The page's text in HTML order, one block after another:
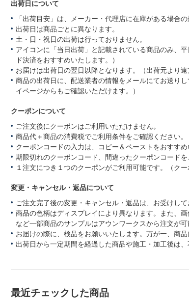
出荷日について
「出荷目安」は、メーカー・代理店に在庫がある場合
出荷日は商品ごとに異なります。
土・日・祝日の出荷は行っておりません。
アイコンに「当日出荷」と記載されている商品のみ、
ド決済をおすすめいたします。）
お届けは出荷日の翌日以降となります。（出荷元より
商品の出荷日に、配送業者の情報をメールにてお送り
イページからもご確認いただけます。）
クーポンについて
ご注文後にクーポンはご利用いただけません。
商品代＋商品の消費税でご利用条件をご確認ください
クーポンコードの入力は、コピー＆ペーストをおすすめ
期限切れのクーポンコード、間違ったクーポンコード
１注文につき１つのクーポンがご利用可能です。（クー
変更・キャンセル・返品について
ご注文完了後の変更・キャンセル・返品は、お受けし
商品の色柄はディスプレイにより異なります。また、
など一部商品のサンプルはアウンワークスから注文が可
お届けの際に、検品をお願いいたします。万が一、商
出荷日から一定期間を経過した商品や施工・加工後は
最近チェックした商品